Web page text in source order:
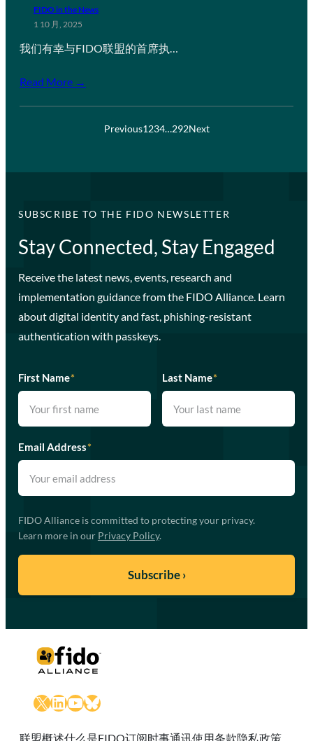
FIDO in the News
1 10 月, 2025
我们有幸与FIDO联盟的首席执…
Read More →
Previous1234…292Next
SUBSCRIBE TO THE FIDO NEWSLETTER
Stay Connected, Stay Engaged
Receive the latest news, events, research and
implementation guidance from the FIDO Alliance. Learn
about digital identity and fast, phishing-resistant
authentication with passkeys.
First Name* Last Name*
Email Address*
FIDO Alliance is committed to protecting your privacy.
Learn more in our Privacy Policy.
X LinkedIn
YouTube
Bluesky
联盟概述什么是FIDO订阅时事通讯使用条款隐私政策